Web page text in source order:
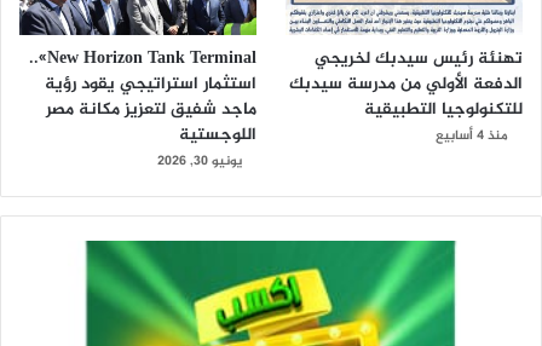
تهنئة رئيس سيدبك لخريجي
الدفعة الأولي من مدرسة سيدبك
للتكنولوجيا التطبيقية
منذ 4 أسابيع
New Horizon Tank Terminal»..
استثمار استراتيجي يقود رؤية
ماجد شفيق لتعزيز مكانة مصر
اللوجستية
يونيو 30, 2026